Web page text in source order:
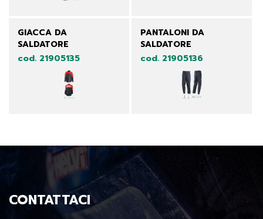
GIACCA DA
SALDATORE
cod. 21905135
PANTALONI DA
SALDATORE
cod. 21905136
CONTATTACI